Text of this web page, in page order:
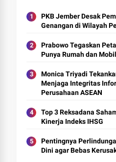
PKB Jember Desak
Genangan di Wilayah
Prabowo Tegaskan
Punya Rumah dan
Monica Triyadi
Menjaga Integritas
Perusahaan ASEAN
Top 3 Reksadana
Kinerja Indeks IHSG
Pentingnya
Dini agar Bebas